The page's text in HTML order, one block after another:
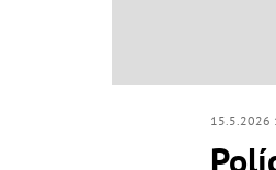
15.5.2026